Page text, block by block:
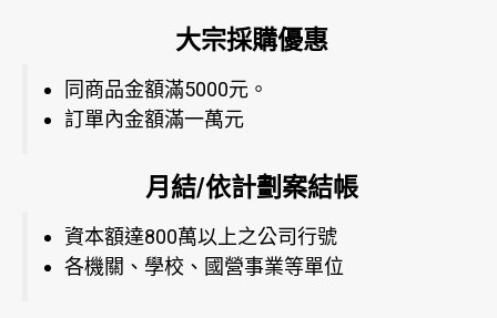
大宗採購優惠
同商品金額滿5000元。
訂單內金額滿一萬元
月結/依計劃案結帳
資本額達800萬以上之公司行號
各機關、學校、國營事業等單位